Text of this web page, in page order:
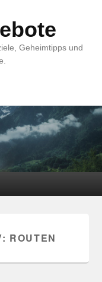
Geheimtipps und
ROUTEN